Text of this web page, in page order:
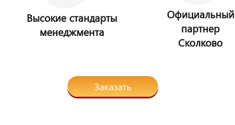
Высокие стандарты
менеджмента
Официальный
партнер
Сколково
Заказать